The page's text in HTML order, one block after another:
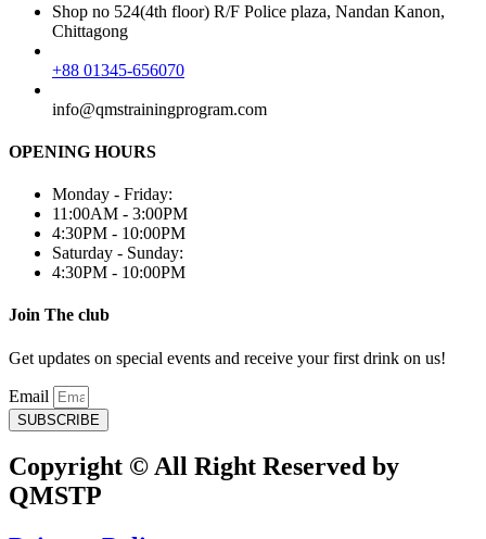
Shop no 524(4th floor) R/F Police plaza, Nandan Kanon,
Chittagong
+88 01345-656070
info@qmstrainingprogram.com
OPENING HOURS
Monday - Friday:
11:00AM - 3:00PM
4:30PM - 10:00PM
Saturday - Sunday:
4:30PM - 10:00PM
Join The club
Get updates on special events and receive your first drink on us!
Email
SUBSCRIBE
Copyright © All Right Reserved by
QMSTP